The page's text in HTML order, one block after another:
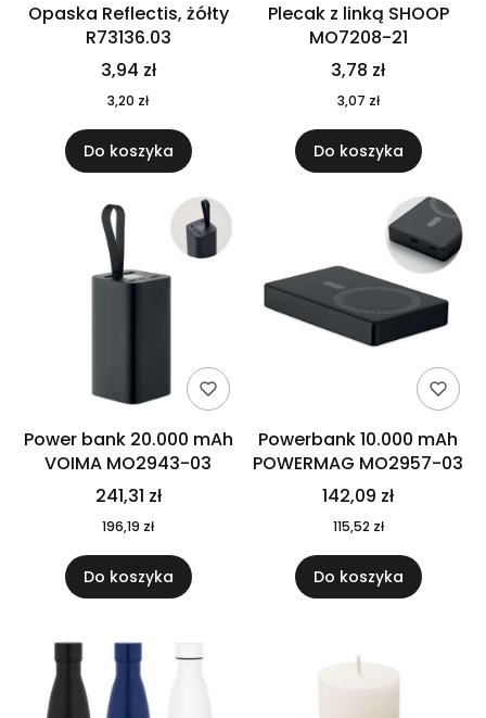
Opaska Reflectis, żółty
R73136.03
3,94 zł
3,20 zł
Do koszyka
Plecak z linką SHOOP
MO7208-21
3,78 zł
3,07 zł
Do koszyka
Power bank 20.000 mAh
VOIMA MO2943-03
241,31 zł
196,19 zł
Do koszyka
Powerbank 10.000 mAh
POWERMAG MO2957-03
142,09 zł
115,52 zł
Do koszyka